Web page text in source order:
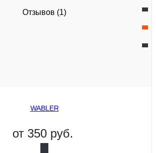
Отзывов (1)
WABLER
от 350 руб.